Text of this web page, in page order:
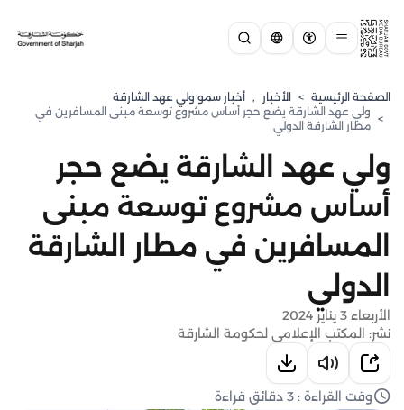
الصفحة الرئيسية > الأخبار , ⁠أخبار سمو ولي عهد الشارقة
>
ولي عهد الشارقة يضع حجر أساس مشروع توسعة مبنى المسافرين في
مطار الشارقة الدولي
ولي عهد الشارقة يضع حجر
أساس مشروع توسعة مبنى
المسافرين في مطار الشارقة
الدولي
الأربعاء 3 يناير 2024
نشر: المكتب الإعلامي لحكومة الشارقة
وقت القراءة : 3 دقائق قراءة